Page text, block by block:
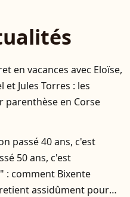
en vacances avec Eloïse,
et Jules Torres : les
parenthèse en Corse
passé 40 ans, c'est
50 ans, c'est
: comment Bixente
assidûment pour